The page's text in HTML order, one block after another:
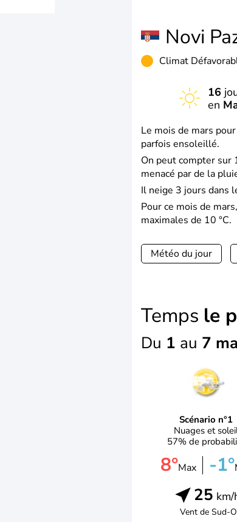
Novi
Climat
16
en
Le mois de mars
parfois ensoleillé.
On peut compter
menacé par de la
Il neige 3 jours dans
Pour ce mois de
maximales de 10 °C.
Météo du jour
Temps le
Du 1 au 7
Scénario n°1
Nuages et
57% de
8°Max -1°
25 km/
Vent deSud-